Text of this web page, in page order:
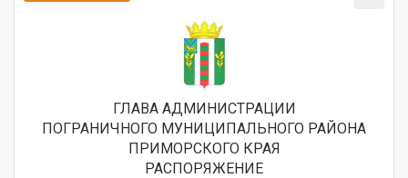
ГЛАВА АДМИНИСТРАЦИИ
ПОГРАНИЧНОГО МУНИЦИПАЛЬНОГО РАЙОНА
ПРИМОРСКОГО КРАЯ
РАСПОРЯЖЕНИЕ